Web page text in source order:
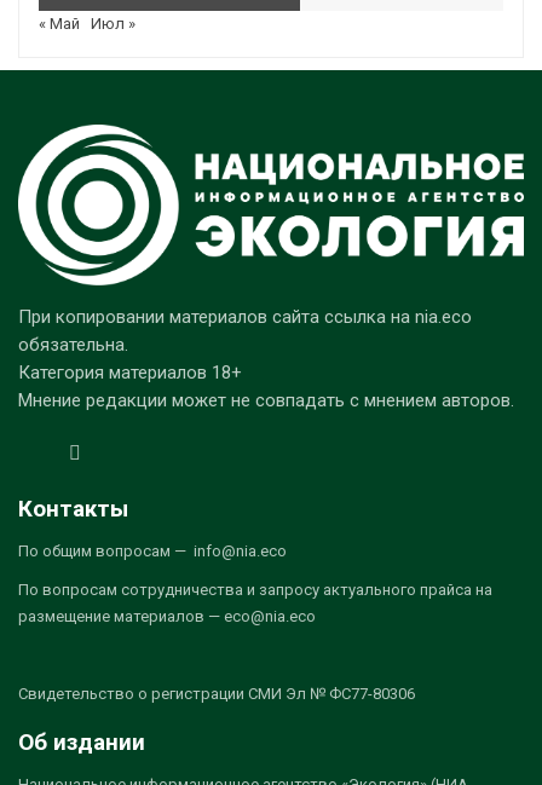
« Май
Июл »
При копировании материалов сайта ссылка на nia.eco
обязательна.
Категория материалов 18+
Мнение редакции может не совпадать с мнением авторов.
Контакты
По общим вопросам — info@nia.eco
По вопросам сотрудничества и запросу актуального прайса на
размещение материалов — eco@nia.eco
Свидетельство о регистрации СМИ Эл № ФС77-80306
Об издании